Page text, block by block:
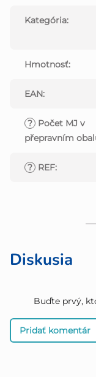
Kategória:
Hmotnosť:
EAN:
? Počet MJ v
přepravním
? REF:
Diskusia
Buďte prvý,
Pridať komentár